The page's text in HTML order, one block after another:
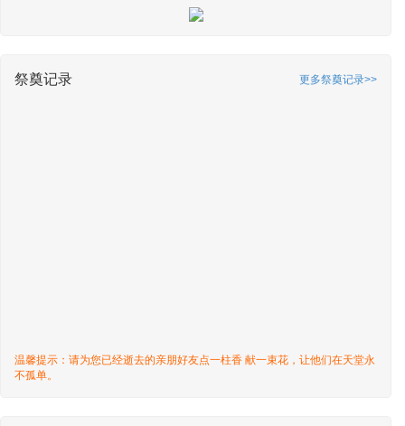
祭奠记录 更多祭奠记录>>
温馨提示：请为您已经逝去的亲朋好友点一柱香 献一束花，让他们在天堂永
不孤单。